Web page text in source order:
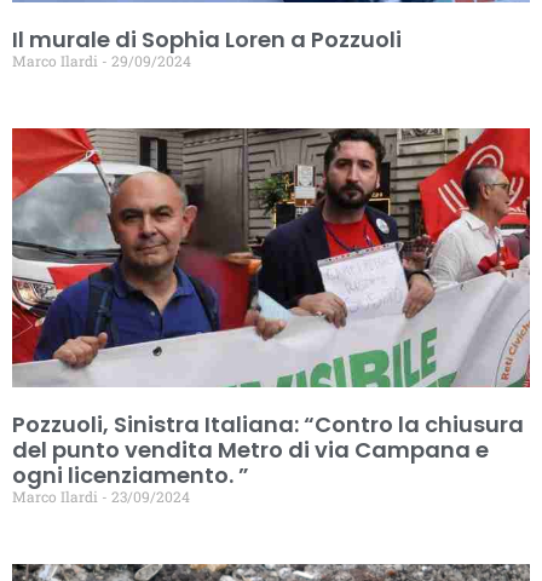
Il murale di Sophia Loren a Pozzuoli
Marco Ilardi 29/09/2024
Pozzuoli, Sinistra Italiana: “Contro la chiusura
del punto vendita Metro di via Campana e
ogni licenziamento. ”
Marco Ilardi 23/09/2024